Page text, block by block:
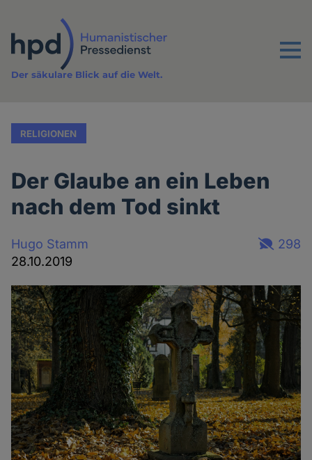
Inhalt
Menu
Der säkulare Blick auf die Welt.
RELIGIONEN
Der Glaube an ein Leben
nach dem Tod sinkt
Hugo Stamm
28.10.2019
298